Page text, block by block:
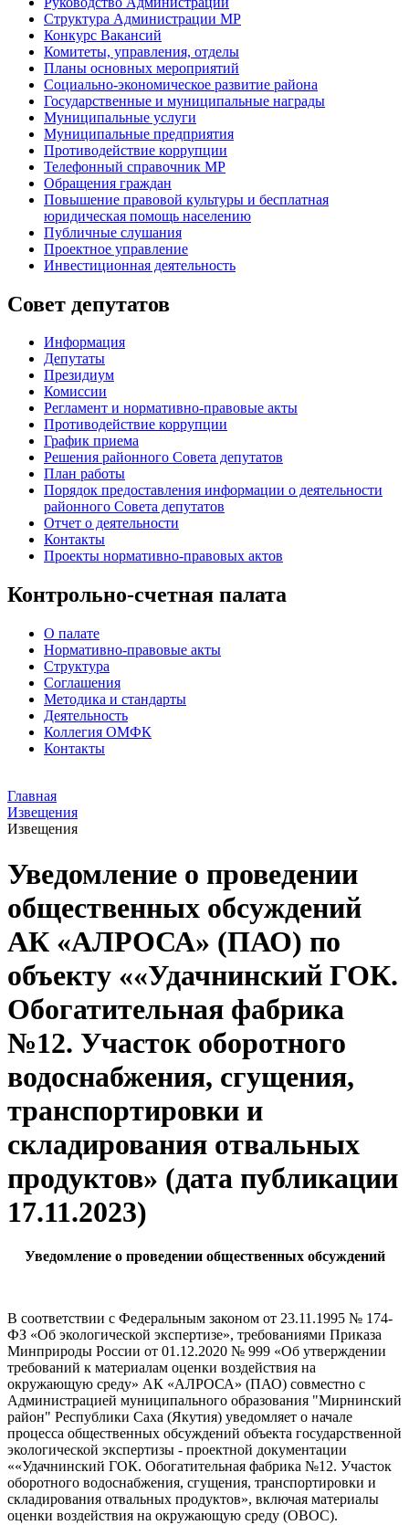
Структура Администрации МР
Конкурс Вакансий
Комитеты, управления, отделы
Планы основных мероприятий
Социально-экономическое развитие района
Государственные и муниципальные награды
Муниципальные услуги
Муниципальные предприятия
Противодействие коррупции
Телефонный справочник МР
Обращения граждан
Повышение правовой культуры и бесплатная
юридическая помощь населению
Публичные слушания
Проектное управление
Инвестиционная деятельность
Совет депутатов
Информация
Депутаты
Президиум
Комиссии
Регламент и нормативно-правовые акты
Противодействие коррупции
График приема
Решения районного Совета депутатов
План работы
Порядок предоставления информации о деятельности
районного Совета депутатов
Отчет о деятельности
Контакты
Проекты нормативно-правовых актов
Контрольно-счетная палата
О палате
Нормативно-правовые акты
Структура
Соглашения
Методика и стандарты
Деятельность
Коллегия ОМФК
Контакты
Главная
Извещения
Извещения
Уведомление о проведении
общественных обсуждений
АК «АЛРОСА» (ПАО) по
объекту ««Удачнинский ГОК.
Обогатительная фабрика
№12. Участок оборотного
водоснабжения, сгущения,
транспортировки и
складирования отвальных
продуктов» (дата публикации
17.11.2023)
Уведомление о проведении общественных обсуждений
В соответствии с Федеральным законом от 23.11.1995 № 174-
ФЗ «Об экологической экспертизе», требованиями Приказа
Минприроды России от 01.12.2020 № 999 «Об утверждении
требований к материалам оценки воздействия на
окружающую среду» АК «АЛРОСА» (ПАО) совместно с
Администрацией муниципального образования "Мирнинский
район" Республики Саха (Якутия) уведомляет о начале
процесса общественных обсуждений объекта государственной
экологической экспертизы - проектной документации
««Удачнинский ГОК. Обогатительная фабрика №12. Участок
оборотного водоснабжения, сгущения, транспортировки и
складирования отвальных продуктов», включая материалы
оценки воздействия на окружающую среду (ОВОС).